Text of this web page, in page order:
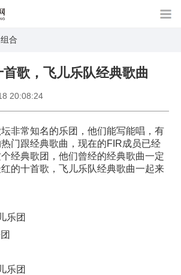
组合
歌，飞儿乐队经典歌曲
20:08:24
非常知名的乐团，他们能写能唱，有
门跟经典歌曲，现在的FIR成员已经
经典歌团，他们曾经的经典歌曲一定
的十首歌，飞儿乐队经典歌曲一起来
乐团
乐团